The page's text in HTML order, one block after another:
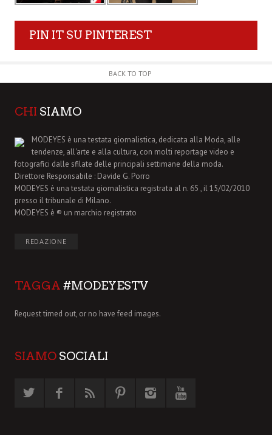
PIN IT SU PINTEREST
BACK TO TOP
CHI SIAMO
MODEYES è una testata giornalistica, dedicata alla Moda, alle
tendenze, all'arte e alla cultura, con molti reportage video e
fotografici dalle sfilate delle principali settimane della moda.
Direttore Responsabile : Davide G. Porro
MODEYES è una testata giornalistica registrata al n. 65 , il 15/02/2010
presso il tribunale di Milano.
MODEYES è ® un marchio registrato
REDAZIONE
TAGGA #MODEYESTV
Request timed out, or no have feed images.
SIAMO SOCIALI